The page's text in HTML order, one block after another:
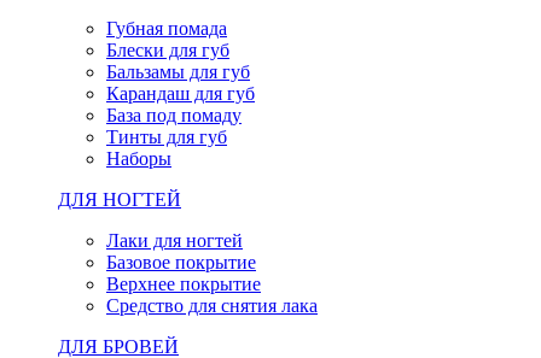
Губная помада
Блески для губ
Бальзамы для губ
Карандаш для губ
База под помаду
Тинты для губ
Наборы
ДЛЯ НОГТЕЙ
Лаки для ногтей
Базовое покрытие
Верхнее покрытие
Средство для снятия лака
ДЛЯ БРОВЕЙ